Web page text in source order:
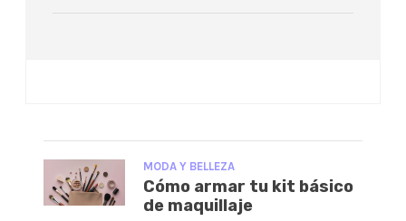
MODA Y BELLEZA
Cómo armar tu kit básico
de maquillaje